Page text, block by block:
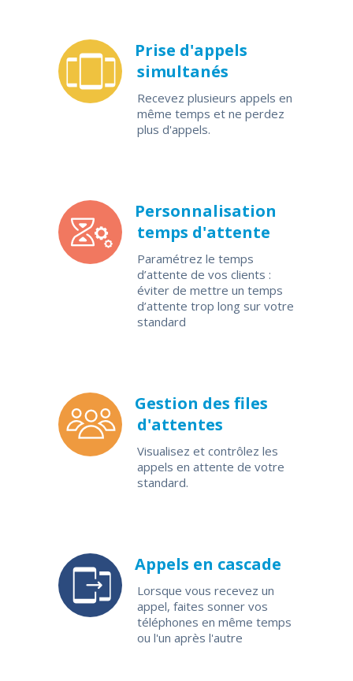
Prise d'appels
simultanés
Recevez plusieurs appels en
même temps et ne perdez
plus d'appels.
Personnalisation
temps d'attente
Paramétrez le temps
d’attente de vos clients :
éviter de mettre un temps
d’attente trop long sur votre
standard
Gestion des files
d'attentes
Visualisez et contrôlez les
appels en attente de votre
standard.
Appels en cascade
Lorsque vous recevez un
appel, faites sonner vos
téléphones en même temps
ou l'un après l'autre